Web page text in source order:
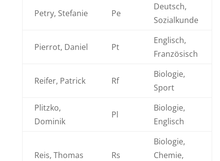
Petry, Stefanie Pe
Deutsch,
Sozialkunde
Pierrot, Daniel Pt
Englisch,
Französisch
Reifer, Patrick Rf
Biologie,
Sport
Plitzko,
Dominik
Pl
Biologie,
Englisch
Reis, Thomas Rs
Biologie,
Chemie,